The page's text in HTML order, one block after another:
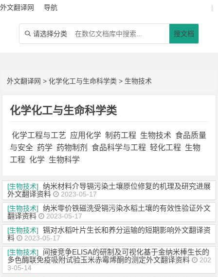
外文翻译网 导航 |
 请选择分类 搜文档
外文翻译网 >化学化工与生命科学类 > 生物技术
化学化工与生命科学类
化学工程与工艺 应用化学 制药工程 生物技术 食品质量
与安全 药学 药物制剂 食品科学与工程 轻化工程 生物
工程 化学 生物科学
[生物技术]
纳米材料介导镉污染土壤原位修复的机理及研究进展
外文翻译资料
2023-05-17
[生物技术]
纳米零价铁磁洗受镉污染水稻土壤的有效性验证外文
翻译资料
2023-05-17
[生物技术]
镉对水稻叶片生长和养分运输的短期影响外文翻译资
料
2023-05-17
[生物技术]
间接竞争ELISA的研制及可视化基于金纳米棒生长的
多色酶联免疫吸附试验玉米赤霉烯酮的测定外文翻译资料
202
3-05-14